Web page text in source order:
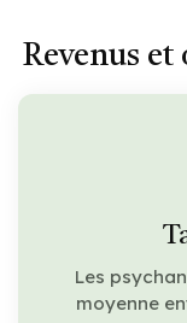
Revenus
Les
moyenne